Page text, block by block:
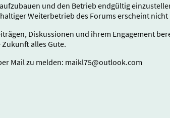
und den Betrieb endgültig
Weiterbetrieb des Forums erscheint
Diskussionen und ihrem Engagement
alles Gute.
Mail zu melden: maikl75@outlook.com